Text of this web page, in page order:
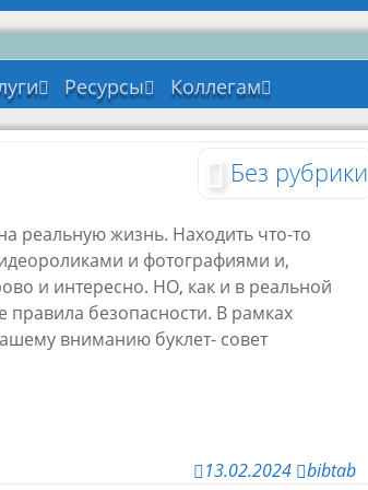
услуги
Ресурсы
Книжные новинки
Коллегам
Методические
СеминарыБез рубрики
реальную жизнь. Находить что-то
и фотографиями и,
и интересно. НО, как и в реальной
безопасности. В рамках
вниманию буклет- совет
13.02.2024 bibtab